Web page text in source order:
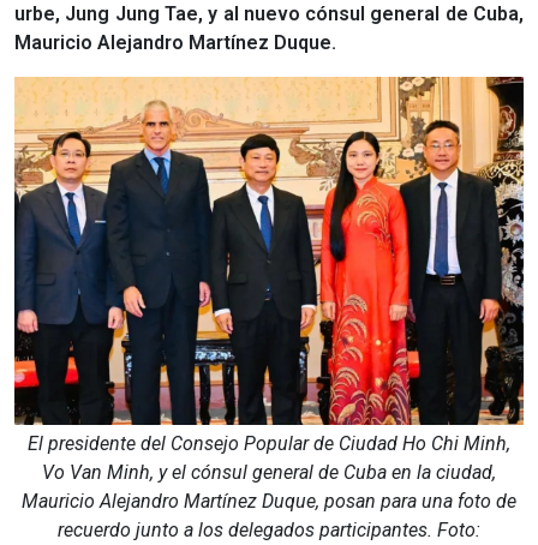
urbe, Jung Jung Tae, y al nuevo cónsul general de Cuba,
Mauricio Alejandro Martínez Duque.
El presidente del Consejo Popular de Ciudad Ho Chi Minh,
Vo Van Minh, y el cónsul general de Cuba en la ciudad,
Mauricio Alejandro Martínez Duque, posan para una foto de
recuerdo junto a los delegados participantes. Foto: